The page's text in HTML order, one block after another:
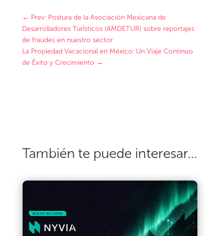
← Prev: Postura de la Asociación Mexicana de
Desarrolladores Turísticos (AMDETUR) sobre reportajes
de fraudes en nuestro sector
La Propiedad Vacacional en México: Un Viaje Continuo
de Éxito y Crecimiento →
También te puede interesar…